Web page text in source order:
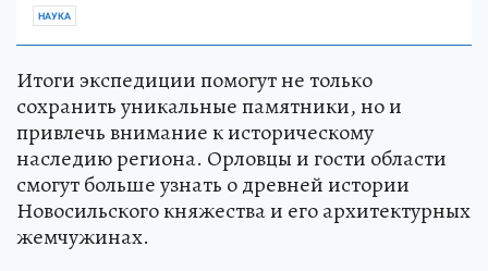
НАУКА
Итоги экспедиции помогут не только
сохранить уникальные памятники, но и
привлечь внимание к историческому
наследию региона. Орловцы и гости области
смогут больше узнать о древней истории
Новосильского княжества и его архитектурных
жемчужинах.